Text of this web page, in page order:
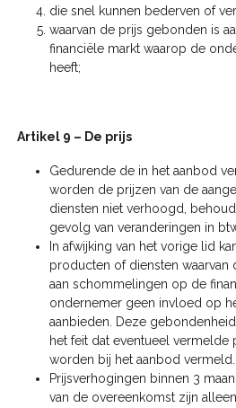
die snel kunnen bederven of
waarvan de prijs gebonden is
financiële markt waarop de
heeft;
Artikel 9 – De prijs
Gedurende de in het aanbod
worden de prijzen van de
diensten niet verhoogd,
gevolg van veranderingen in
In afwijking van het vorige lid
producten of diensten
aan schommelingen op de
ondernemer geen invloed op
aanbieden. Deze
het feit dat eventueel vermelde
worden bij het aanbod vermeld.
Prijsverhogingen binnen 3
van de overeenkomst zijn